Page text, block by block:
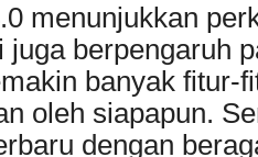
menunjukkan
juga berpengaruh
banyak fitur-
oleh siapapun.
dengan